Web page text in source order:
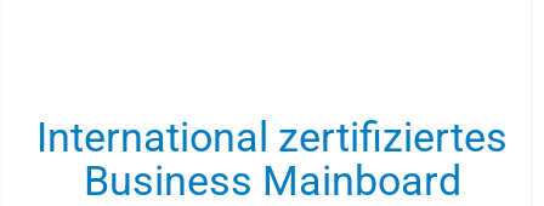
International zertifiziertes
Business Mainboard